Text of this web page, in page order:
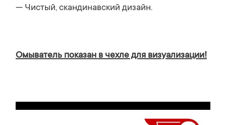
— Чистый, скандинавский дизайн.
Омыватель показан в чехле для визуализации!